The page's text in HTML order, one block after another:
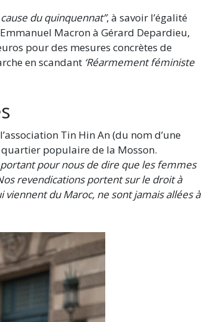
du quinquennat”, à savoir l’égalité
Macron à Gérard Depardieu,
pour des mesures concrètes de
en scandant ‘Réarmement féministe
Tin Hin An (du nom d’une
populaire de la Mosson.
pour nous de dire que les femmes
revendications portent sur le droit à
du Maroc, ne sont jamais allées à